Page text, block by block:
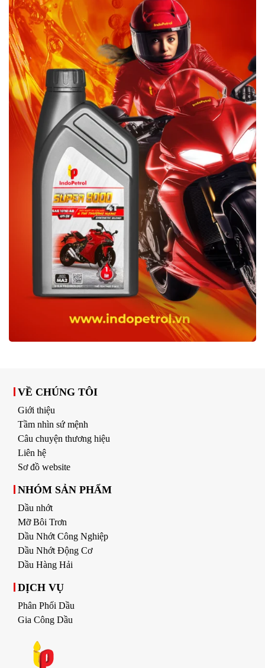
VỀ CHÚNG TÔI
Giới thiệu
Tầm nhìn sứ mệnh
Câu chuyện thương hiệu
Liên hệ
Sơ đồ website
NHÓM SẢN PHẨM
Dầu nhớt
Mỡ Bôi Trơn
Dầu Nhớt Công Nghiệp
Dầu Nhớt Động Cơ
Dầu Hàng Hải
DỊCH VỤ
Phân Phối Dầu
Gia Công Dầu